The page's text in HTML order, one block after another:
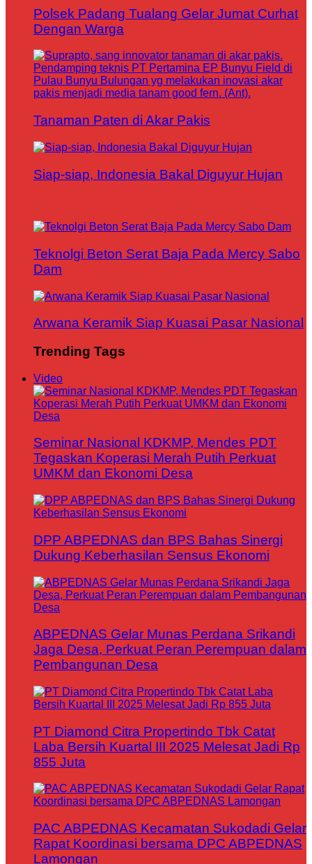
Polsek Padang Tualang Gelar Jumat Curhat
Dengan Warga
Tanaman Paten di Akar Pakis
Siap-siap, Indonesia Bakal Diguyur Hujan
Teknolgi Beton Serat Baja Pada Mercy Sabo
Dam
Arwana Keramik Siap Kuasai Pasar Nasional
Trending Tags
Video
Seminar Nasional KDKMP, Mendes PDT
Tegaskan Koperasi Merah Putih Perkuat
UMKM dan Ekonomi Desa
DPP ABPEDNAS dan BPS Bahas Sinergi
Dukung Keberhasilan Sensus Ekonomi
ABPEDNAS Gelar Munas Perdana Srikandi
Jaga Desa, Perkuat Peran Perempuan dalam
Pembangunan Desa
PT Diamond Citra Propertindo Tbk Catat
Laba Bersih Kuartal III 2025 Melesat Jadi Rp
855 Juta
PAC ABPEDNAS Kecamatan Sukodadi Gelar
Rapat Koordinasi bersama DPC ABPEDNAS
Lamongan